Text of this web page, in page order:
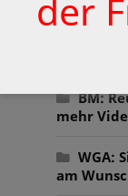
Der
BM:
mehr
WGA:
am
der